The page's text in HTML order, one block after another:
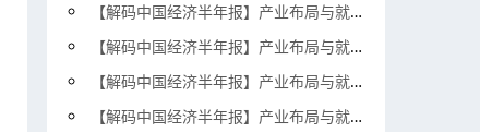
【解码中国经济半年报】产业布局与就业扩容同频共振
【解码中国经济半年报】产业布局与就业扩容同频共振
【解码中国经济半年报】产业布局与就业扩容同频共振
【解码中国经济半年报】产业布局与就业扩容同频共振